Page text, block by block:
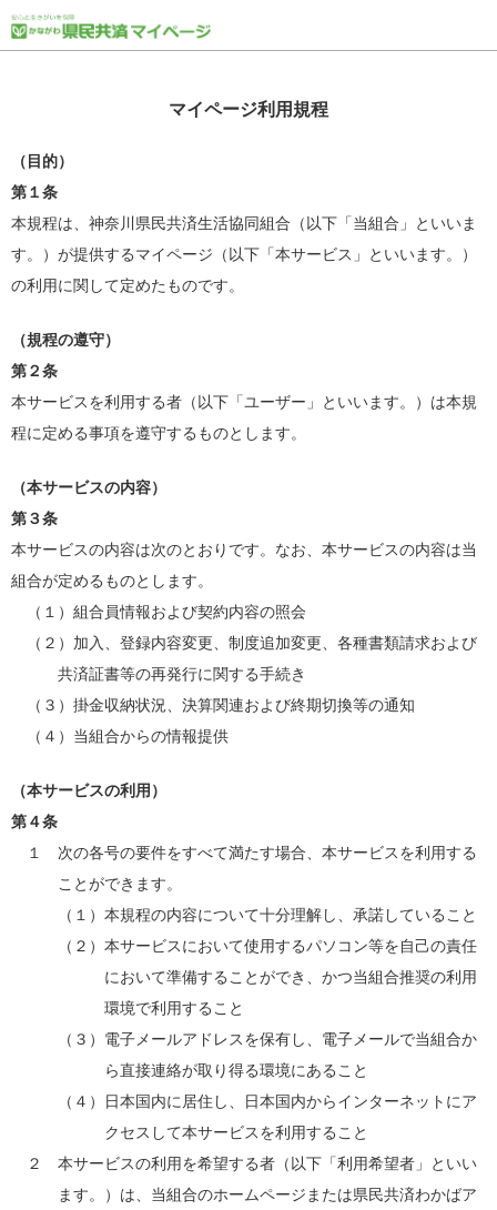
マイページ利用規程
（目的）
第１条
本規程は、神奈川県民共済生活協同組合（以下「当組合」といいま
す。）が提供するマイページ（以下「本サービス」といいます。）
の利用に関して定めたものです。
（規程の遵守）
第２条
本サービスを利用する者（以下「ユーザー」といいます。）は本規
程に定める事項を遵守するものとします。
（本サービスの内容）
第３条
本サービスの内容は次のとおりです。なお、本サービスの内容は当
組合が定めるものとします。
（１）組合員情報および契約内容の照会
（２）加入、登録内容変更、制度追加変更、各種書類請求および
共済証書等の再発行に関する手続き
（３）掛金収納状況、決算関連および終期切換等の通知
（４）当組合からの情報提供
（本サービスの利用）
第４条
１ 次の各号の要件をすべて満たす場合、本サービスを利用する
ことができます。
（１）本規程の内容について十分理解し、承諾していること
（２）本サービスにおいて使用するパソコン等を自己の責任
において準備することができ、かつ当組合推奨の利用
環境で利用すること
（３）電子メールアドレスを保有し、電子メールで当組合か
ら直接連絡が取り得る環境にあること
（４）日本国内に居住し、日本国内からインターネットにア
クセスして本サービスを利用すること
２ 本サービスの利用を希望する者（以下「利用希望者」といい
ます。）は、当組合のホームページまたは県民共済わかばア